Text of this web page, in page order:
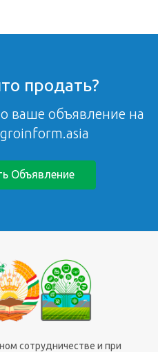
продать?
ваше объявление на
Объявление
сотрудничестве и при